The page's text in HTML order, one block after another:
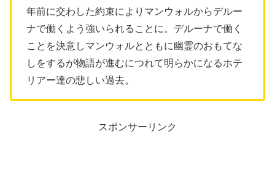
年前に交わした約束によりマンウォルからデルー
ナで働くよう強いられることに。デルーナで働く
ことを決意しマンウォルとともに幽霊のおもてな
しをするが物語が進むにつれて明らかになるホテ
リアー達の悲しい過去。
スポンサーリンク